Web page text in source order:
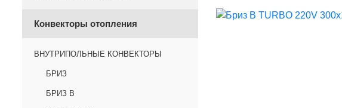
Конвекторы отопления
ВНУТРИПОЛЬНЫЕ КОНВЕКТОРЫ
БРИЗ
БРИЗ В